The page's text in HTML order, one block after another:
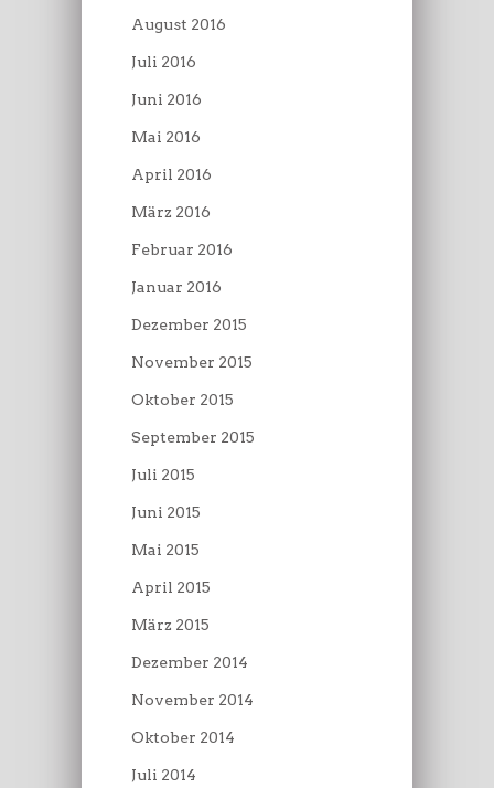
August 2016
Juli 2016
Juni 2016
Mai 2016
April 2016
März 2016
Februar 2016
Januar 2016
Dezember 2015
November 2015
Oktober 2015
September 2015
Juli 2015
Juni 2015
Mai 2015
April 2015
März 2015
Dezember 2014
November 2014
Oktober 2014
Juli 2014